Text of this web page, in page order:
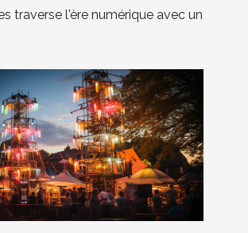
traverse l'ère numérique avec un